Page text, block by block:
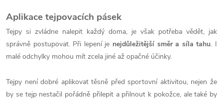
Aplikace tejpovacích pásek
Tejpy si zvládne nalepit každý doma, je však potřeba vědět, jak
správně postupovat. Při lepení je nejdůležitější směr a síla tahu. I
malé odchylky mohou mít zcela jiné až opačné účinky.
Tejpy není dobré aplikovat těsně před sportovní aktivitou, nejen že
by se tejp nestačil pořádně přilepit a přilnout k pokožce, ale také by